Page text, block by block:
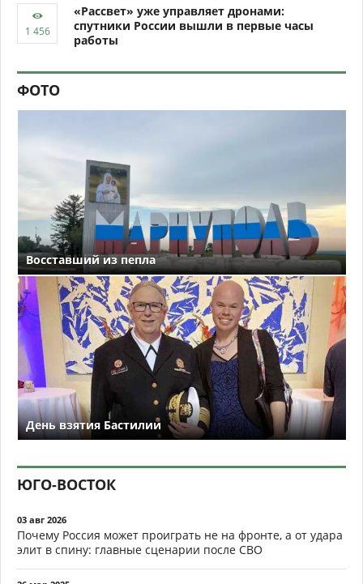
«Рассвет» уже управляет дронами:
спутники России вышли в первые часы
работы
ФОТО
Восставший из пепла
День взятия Бастилии
ЮГО-ВОСТОК
03 авг 2026
Почему Россия может проиграть не на фронте, а от удара
элит в спину: главные сценарии после СВО